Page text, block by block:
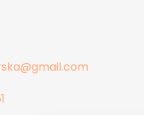
@gmail.com